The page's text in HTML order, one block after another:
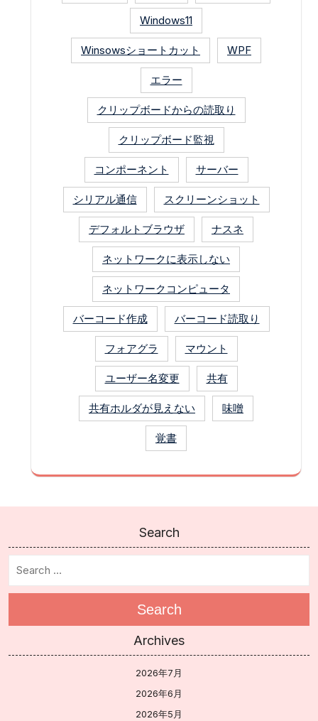
Windows11
Winsowsショートカット WPF
エラー
クリップボードからの読取り
クリップボード監視
コンポーネント サーバー
シリアル通信 スクリーンショット
デフォルトブラウザ ナスネ
ネットワークに表示しない
ネットワークコンピュータ
バーコード作成 バーコード読取り
フォアグラ マウント
ユーザー名変更 共有
共有ホルダが見えない 味噌
覚書
Search
Search
Archives
2026年7月
2026年6月
2026年5月